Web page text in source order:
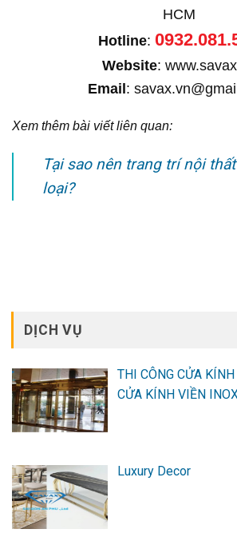
HCM
Hotline:
Website:
Email:
Xem thêm bài viết liên quan:
Tại sao nên trang trí nội
loại?
DỊCH VỤ
THI CÔNG CỬA
CỬA KÍNH VIỀN
Luxury Decor